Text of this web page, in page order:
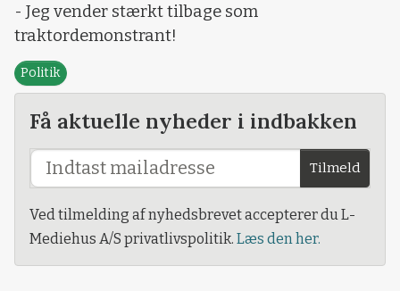
- Jeg vender stærkt tilbage som
traktordemonstrant!
Politik
Få aktuelle nyheder i indbakken
Tilmeld
Ved tilmelding af nyhedsbrevet accepterer du L-
Mediehus A/S privatlivspolitik. Læs den her.